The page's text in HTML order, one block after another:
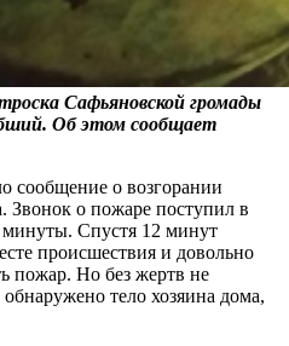
Сафьяновской громады
Об этом сообщает
сообщение о возгорании
Звонок о пожаре поступил в
минуты. Спустя 12 минут
происшествия и довольно
пожар. Но без жертв не
тело хозяина дома,